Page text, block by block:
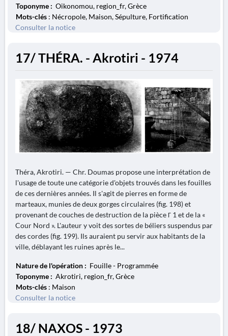
Toponyme : Oikonomou, region_fr, Grèce
Mots-clés : Nécropole, Maison, Sépulture, Fortification
Consulter la notice
17/ THÉRA. - Akrotiri - 1974
Théra, Akrotiri. — Chr. Doumas propose une interprétation de
l'usage de toute une catégorie d'objets trouvés dans les fouilles
de ces dernières années. Il s'agit de pierres en forme de
marteaux, munies de deux gorges circulaires (fig. 198) et
provenant de couches de destruction de la pièce Г 1 et de la «
Cour Nord ». L'auteur y voit des sortes de béliers suspendus par
des cordes (fig. 199). Ils auraient pu servir aux habitants de la
ville, déblayant les ruines après le...
Nature de l'opération : Fouille - Programmée
Toponyme : Akrotiri, region_fr, Grèce
Mots-clés : Maison
Consulter la notice
18/ NAXOS - 1973